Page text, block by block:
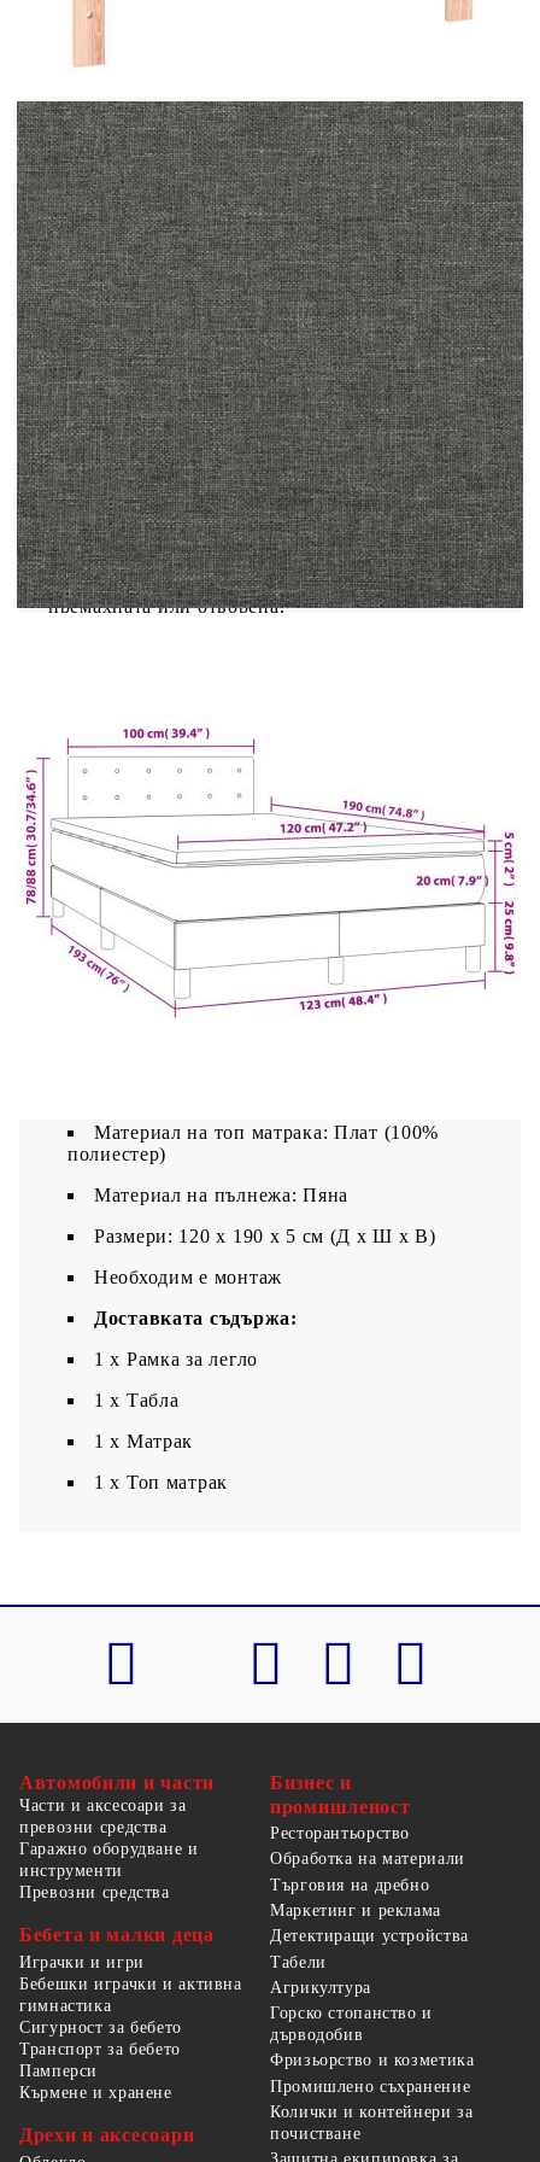
Използвайте това легло с пружинна основа, за
да се насладите на спокоен нощен сън! То ви
предлага максимална релаксация и приятен сън.
семпъл и изчистен вид, дишаща е и
издръжлива.Практична табла: Таблата на
леглото се регулира по височина според вашите
предпочитания. Таблата на леглото ви
осигурява отлична опора за гърба, докато
седите в леглото, за да четете или гледате
телевизия.Матрак с джобни пружини:
Вградената индивидуална джобна пружина е
известна с много високото си качество, като
същевременно осигурява високо ниво на
издръжливост и адаптивност. Тя може
ефективно да абсорбира шума и ударите,
причинени от хвърляне и обръщане.Средно
твърда опора: Матракът осигурява перфектно
допълнителна стабилност и точното ниво на
твърдост, без да се жертва комфортът. Така че,
той е идеален за спящи по гръб или по
корем.Топ матрак, щадящ кожата: Протекторът
за матрак е с издръжлив, както и щадящ кожата
плат, което го прави мек и удобен. Полезно е да
знаете:Тази рамка за легло е с ламели и включва
ламели.От хигиенни съображения матракът не
може да бъде върнат, ако опаковката е
премахната или отворена.
шперплат, инженерно дърво, масивна борова
дървесина
Размери: 193 x 123 x 78/88 см (Д x Ш x В)
Матрак за легло:
Цвят: Тъмносиво и бяло
Материал: Текстил (100% полиестер)
Материал за пълнеж: Покет пружини, пяна
Размери: 120 x 190 x 20 см (Д x Ш x В)
Материал на топ матрака: Плат (100%
полиестер)
Материал на пълнежа: Пяна
Размери: 120 x 190 x 5 см (Д x Ш x В)
Необходим е монтаж
Доставката съдържа:
1 x Рамка за легло
1 x Табла
1 x Матрак
1 х Топ матрак
Автомобили и части
Части и аксесоари за
превозни средства
Гаражно оборудване и
инструменти
Превозни средства
Бебета и малки деца
Играчки и игри
Бебешки играчки и активна
гимнастика
Сигурност за бебето
Транспорт за бебето
Памперси
Кърмене и хранене
Дрехи и аксесоари
Бизнес и
промишленост
Ресторантьорство
Обработка на материали
Търговия на дребно
Маркетинг и реклама
Детектиращи устройства
Табели
Агрикултура
Горско стопанство и
дърводобив
Фризьорство и козметика
Промишлено съхранение
Колички и контейнери за
почистване